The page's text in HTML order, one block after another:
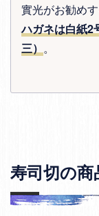
實光がお勧め
ハガネは白紙2
三） 。
寿司切の商